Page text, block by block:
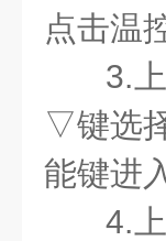
点击温
3.
▽键选
能键进
4.